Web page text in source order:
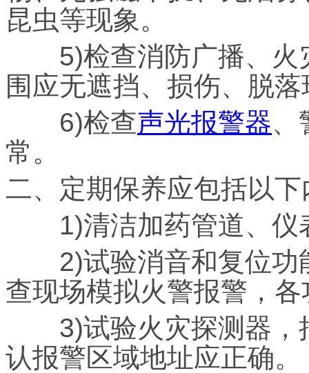
昆虫等现象。
5)检查消防广播、火
围应无遮挡、损伤、脱
6)检查声光报警器、
常。
二、定期保养应包括以下
1)清洁加药管道、仪
2)试验消音和复位功
查现场模拟火警报警，
3)试验火灾探测器，
认报警区域地址应正确。